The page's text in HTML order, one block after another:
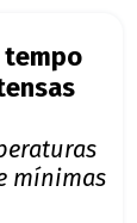
tempo
mínimas